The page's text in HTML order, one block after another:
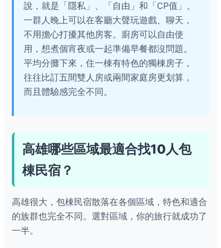
說，就是「隱私」、「自由」和「CP值」。
一群人晚上可以在客廳大聲玩遊戲、聊天，
不用擔心打擾其他房客。廚房可以自由使
用，想煮個宵夜或一起準備早餐都沒問題。
平均分攤下來，住一棟有特色的獨棟房子，
往往比訂五間雙人房或兩間家庭房更划算，
而且體驗感完全不同。
高雄哪些區域最適合找10人包
棟民宿？
高雄很大，包棟民宿散落在各個區域，特色和適合
的族群也完全不同。選對區域，你的旅行就成功了
一半。